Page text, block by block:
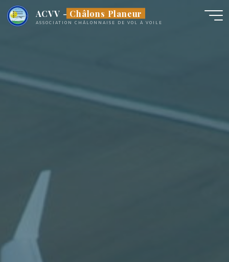
Aller
au
contenu
ACVV - Châlons Planeur
ASSOCIATION CHÂLONNAISE DE VOL À VOILE